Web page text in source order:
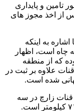
تامین و پایداری
از اخذ مجوز های
به اینکه
دارای ٢١١۵ حلقه میله چاه است، اظهار
که از منطقه
علاوه بر ثبت در
زارچ در سه